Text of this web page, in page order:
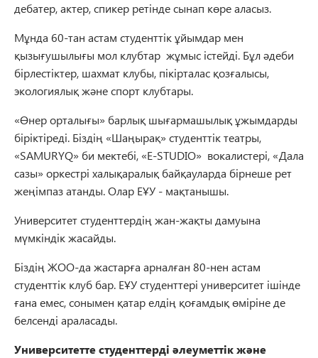
дебатер, актер, спикер ретінде сынап көре аласыз.
Мұнда 60-тан астам студенттік ұйымдар мен
қызығушылығы мол клубтар жұмыс істейді. Бұл әдеби
бірлестіктер, шахмат клубы, пікірталас қозғалысы,
экологиялық және спорт клубтары.
«Өнер орталығы» барлық шығармашылық ұжымдарды
біріктіреді. Біздің «Шаңырақ» студенттік театры,
«SAMURYQ» би мектебі, «E-STUDIO» вокалистері, «Дала
сазы» оркестрі халықаралық байқауларда бірнеше рет
жеңімпаз атанды. Олар ЕҰУ - мақтанышы.
Университет студенттердің жан-жақты дамуына
мүмкіндік жасайды.
Біздің ЖОО-да жастарға арналған 80-нен астам
студенттік клуб бар. ЕҰУ студенттері университет ішінде
ғана емес, сонымен қатар елдің қоғамдық өміріне де
белсенді араласады.
Университетте студенттерді әлеуметтік және